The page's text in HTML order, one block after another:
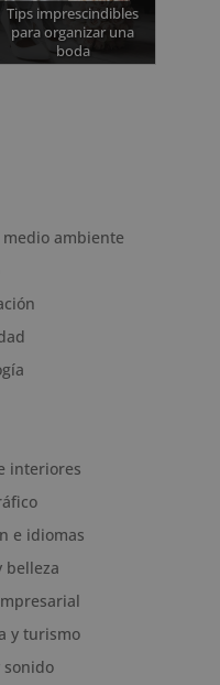
Tips imprescindibles
para organizar una
boda
ambiente
interiores
e idiomas
belleza
y turismo
sonido